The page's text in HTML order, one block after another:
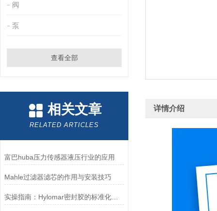
阀
泵
查看全部
相关文章
RELATED ARTICLES
富巴huba压力传感器液压行业的应用
Mahle过滤器滤芯的作用与安装技巧
实操指南：Hylomar密封胶的标准化施工全流程
详情介绍